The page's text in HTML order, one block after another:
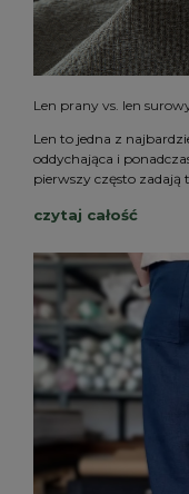
Len prany vs. len
Len to jedna z
oddychająca i
pierwszy często
czytaj całość